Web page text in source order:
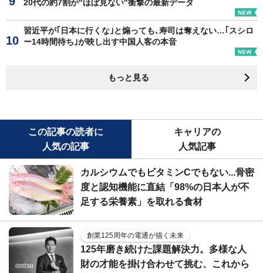
20代の約7割が"ほぼ見ない"衝撃の最新データ
習近平が｢日本に行くな｣と煽っても､寿司は奪えない…｢スシロ
ー14時間待ち｣が映し出す中国人客の本音
もっと見る
この記事の読者に
人気の記事
キャリアの
人気記事
カルシウムでもビタミンCでもない...骨密
度と認知機能に直結「98%の日本人が不
足する栄養素」を取れる食材
創業125周年の電通が描く未来
125年磨き続けた課題解決力。多様な人
財の才能を掛け合わせて挑む、これから